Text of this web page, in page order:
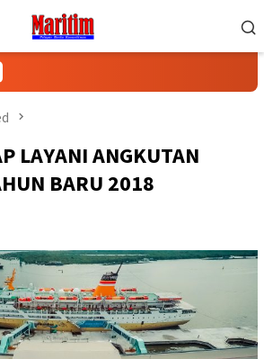
LAYANI ANGKUTAN
BARU 2018